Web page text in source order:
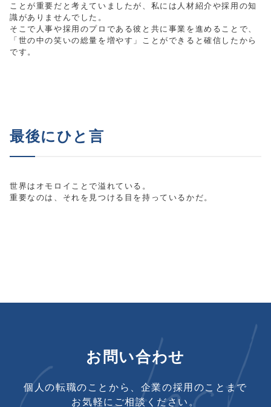
ことが重要だと考えていましたが、私には人材紹介や採用の知
識がありませんでした。
そこで人事や採用のプロである彼と共に事業を進めることで、
「世の中の笑いの総量を増やす」ことができると確信したから
です。
最後にひと言
世界はオモロイことで溢れている。
重要なのは、それを見つける目を持っているかだ。
お問い合わせ
個人の転職のことから、企業の採用のことまで
お気軽にご相談ください。